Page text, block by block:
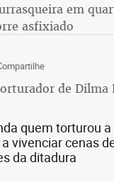
em
asfixiado
de Dilma
quem torturou
vivenciar cenas
da ditadura